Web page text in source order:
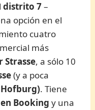
distrito 7–
opción en el
cuatro
más
Strasse, a sólo 10
(y a poca
. Tiene
Booking y una